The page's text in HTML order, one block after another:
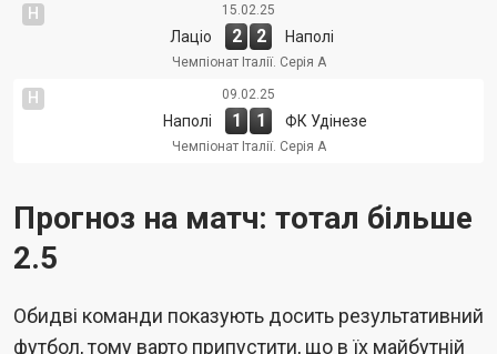
Н 15.02.25
Лаціо 2 2 Наполі
Чемпіонат Італії. Серія А
Н 09.02.25
Наполі 1 1 ФК Удінезе
Чемпіонат Італії. Серія А
Прогноз на матч: тотал більше
2.5
Обидві команди показують досить результативний
футбол, тому варто припустити, що в їх майбутній